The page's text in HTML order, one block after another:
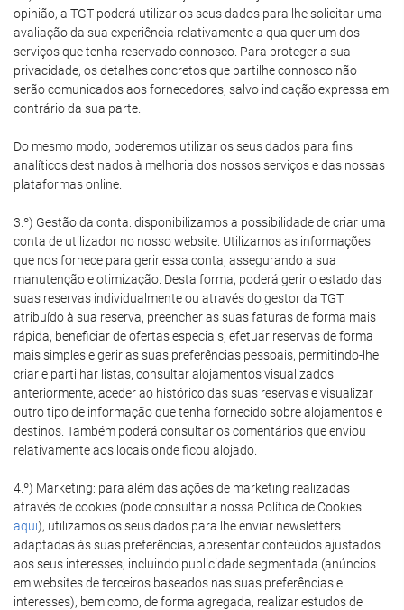
opinião, a TGT poderá utilizar os seus dados para lhe solicitar uma
avaliação da sua experiência relativamente a qualquer um dos
serviços que tenha reservado connosco. Para proteger a sua
privacidade, os detalhes concretos que partilhe connosco não
serão comunicados aos fornecedores, salvo indicação expressa em
contrário da sua parte.
Do mesmo modo, poderemos utilizar os seus dados para fins
analíticos destinados à melhoria dos nossos serviços e das nossas
plataformas online.
3.º) Gestão da conta: disponibilizamos a possibilidade de criar uma
conta de utilizador no nosso website. Utilizamos as informações
que nos fornece para gerir essa conta, assegurando a sua
manutenção e otimização. Desta forma, poderá gerir o estado das
suas reservas individualmente ou através do gestor da TGT
atribuído à sua reserva, preencher as suas faturas de forma mais
rápida, beneficiar de ofertas especiais, efetuar reservas de forma
mais simples e gerir as suas preferências pessoais, permitindo-lhe
criar e partilhar listas, consultar alojamentos visualizados
anteriormente, aceder ao histórico das suas reservas e visualizar
outro tipo de informação que tenha fornecido sobre alojamentos e
destinos. Também poderá consultar os comentários que enviou
relativamente aos locais onde ficou alojado.
4.º) Marketing: para além das ações de marketing realizadas
através de cookies (pode consultar a nossa Política de Cookies
aqui), utilizamos os seus dados para lhe enviar newsletters
adaptadas às suas preferências, apresentar conteúdos ajustados
aos seus interesses, incluindo publicidade segmentada (anúncios
em websites de terceiros baseados nas suas preferências e
interesses), bem como, de forma agregada, realizar estudos de